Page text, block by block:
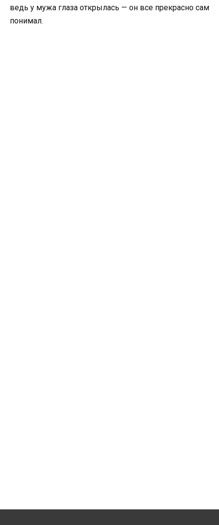
ведь у мужа глаза открылась — он все прекрасно сам
понимал.